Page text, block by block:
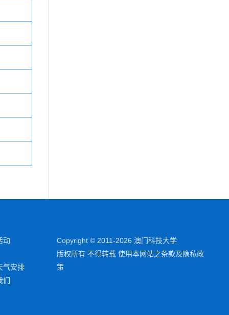
动
气安排
们
Copyright © 2011-2026 澳门科技大学
版权所有 不得转载 使用本网站之条款及隐私政
策